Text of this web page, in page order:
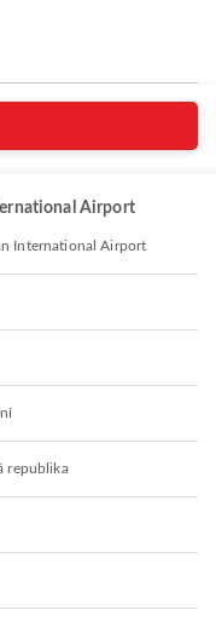
Airport
International Airport
republika